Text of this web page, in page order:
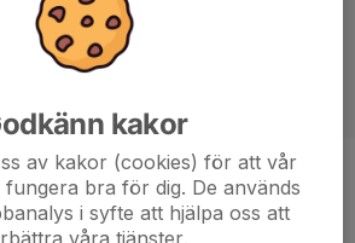
-
38 år
kakor
av kakor (cookies) för att vår
bra för dig. De används
i syfte att hjälpa oss att
våra tjänster.